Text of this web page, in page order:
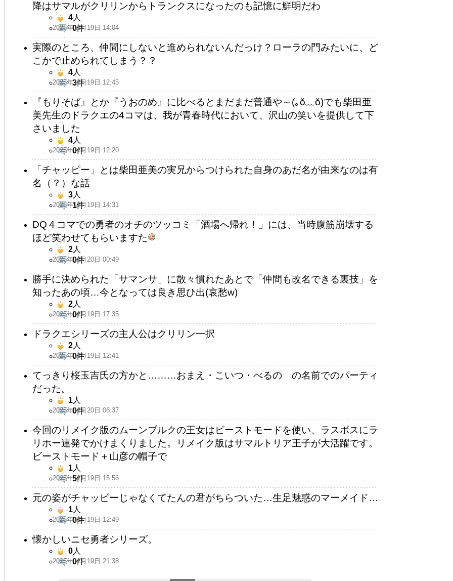
降はサマルがクリリンからトランクスになったのも記憶に鮮明だわ
2025年11月19日 14:04
4人
0件
実際のところ、仲間にしないと進められないんだっけ？ローラの門みたいに、ど
こかで止められてしまう？？
2025年11月19日 12:45
4人
3件
『もりそば』とか『うおのめ』に比べるとまだまだ普通や～(｡ŏ﹏ŏ)でも柴田亜
美先生のドラクエの4コマは、我が青春時代において、沢山の笑いを提供して下
さいました
2025年11月19日 12:20
4人
0件
「チャッピー」とは柴田亜美の実兄からつけられた自身のあだ名が由来なのは有
名（？）な話
2025年11月19日 14:31
3人
1件
DQ４コマでの勇者のオチのツッコミ「酒場へ帰れ！」には、当時腹筋崩壊する
ほど笑わせてもらいますた
2025年11月20日 00:49
2人
0件
勝手に決められた「サマンサ」に散々慣れたあとで「仲間も改名できる裏技」を
知ったあの頃…今となっては良き思ひ出(哀愁w)
2025年11月19日 17:35
2人
0件
ドラクエシリーズの主人公はクリリン一択
2025年11月19日 12:41
2人
0件
てっきり桜玉吉氏の方かと………おまえ・こいつ・べるの の名前でのパーティ
だった。
2025年11月20日 06:37
1人
0件
今回のリメイク版のムーンブルクの王女はビーストモードを使い、ラスボスにラ
リホー連発でかけまくりました。リメイク版はサマルトリア王子が大活躍です。
ビーストモード＋山彦の帽子で
2025年11月19日 15:56
1人
5件
元の姿がチャッピーじゃなくてたんの君がちらついた…生足魅惑のマーメイド…
2025年11月19日 12:49
1人
0件
懐かしいニセ勇者シリーズ。
2025年11月19日 21:38
0人
0件